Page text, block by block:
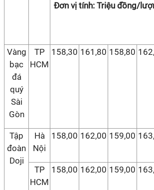
Đơn vị tính: Triệu đồng/
Vàng
bạc
đá
quý
Sài
Gòn
TP
HCM
158,30 161,80 158,80
Tập
đoàn
Doji
Hà
Nội
158,00 162,00 159,00
TP
HCM
158,00 162,00 159,00